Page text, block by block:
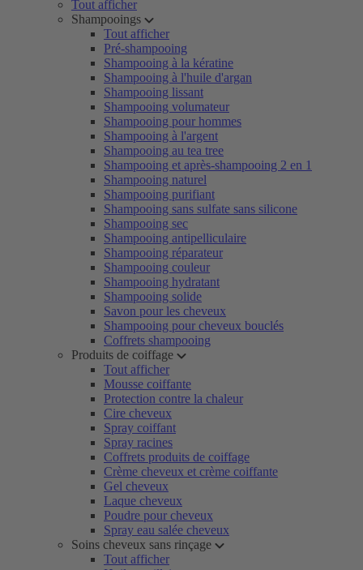
Tout afficher
Shampooings
Tout afficher
Pré-shampooing
Shampooing à la kératine
Shampooing à l'huile d'argan
Shampooing lissant
Shampooing volumateur
Shampooing pour hommes
Shampooing à l'argent
Shampooing au tea tree
Shampooing et après-shampooing 2 en 1
Shampooing naturel
Shampooing purifiant
Shampooing sans sulfate sans silicone
Shampooing sec
Shampooing antipelliculaire
Shampooing réparateur
Shampooing couleur
Shampooing hydratant
Shampooing solide
Savon pour les cheveux
Shampooing pour cheveux bouclés
Coffrets shampooing
Produits de coiffage
Tout afficher
Mousse coiffante
Protection contre la chaleur
Cire cheveux
Spray coiffant
Spray racines
Coffrets produits de coiffage
Crème cheveux et crème coiffante
Gel cheveux
Laque cheveux
Poudre pour cheveux
Spray eau salée cheveux
Soins cheveux sans rinçage
Tout afficher